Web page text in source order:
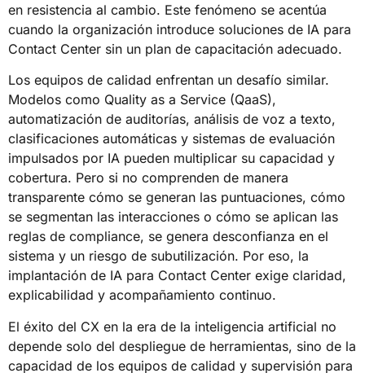
en resistencia al cambio. Este fenómeno se acentúa
cuando la organización introduce soluciones de IA para
Contact Center sin un plan de capacitación adecuado.
Los equipos de calidad enfrentan un desafío similar.
Modelos como Quality as a Service (QaaS),
automatización de auditorías, análisis de voz a texto,
clasificaciones automáticas y sistemas de evaluación
impulsados por IA pueden multiplicar su capacidad y
cobertura. Pero si no comprenden de manera
transparente cómo se generan las puntuaciones, cómo
se segmentan las interacciones o cómo se aplican las
reglas de compliance, se genera desconfianza en el
sistema y un riesgo de subutilización. Por eso, la
implantación de IA para Contact Center exige claridad,
explicabilidad y acompañamiento continuo.
El éxito del CX en la era de la inteligencia artificial no
depende solo del despliegue de herramientas, sino de la
capacidad de los equipos de calidad y supervisión para